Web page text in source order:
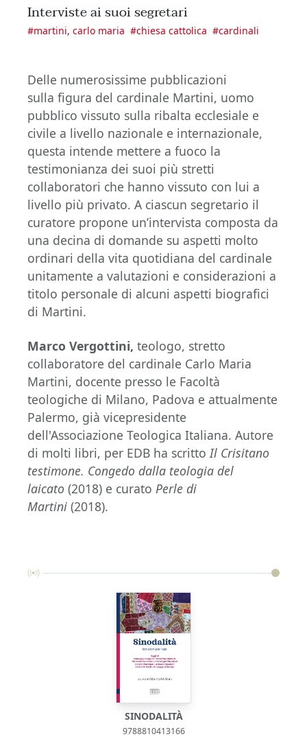
Interviste ai suoi segretari
#martini, carlo maria #chiesa cattolica #cardinali
Delle numerosissime pubblicazioni
sulla figura del cardinale Martini, uomo
pubblico vissuto sulla ribalta ecclesiale e
civile a livello nazionale e internazionale,
questa intende mettere a fuoco la
testimonianza dei suoi più stretti
collaboratori che hanno vissuto con lui a
livello più privato. A ciascun segretario il
curatore propone un’intervista composta da
una decina di domande su aspetti molto
ordinari della vita quotidiana del cardinale
unitamente a valutazioni e considerazioni a
titolo personale di alcuni aspetti biografici
di Martini.
Marco Vergottini, teologo, stretto
collaboratore del cardinale Carlo Maria
Martini, docente presso le Facoltà
teologiche di Milano, Padova e attualmente
Palermo, già vicepresidente
dell'Associazione Teologica Italiana. Autore
di molti libri, per EDB ha scrittoIl Crisitano
testimone. Congedo dalla teologia del
laicato (2018) e curato Perle di
Martini (2018).
SINODALITÀ
9788810413166